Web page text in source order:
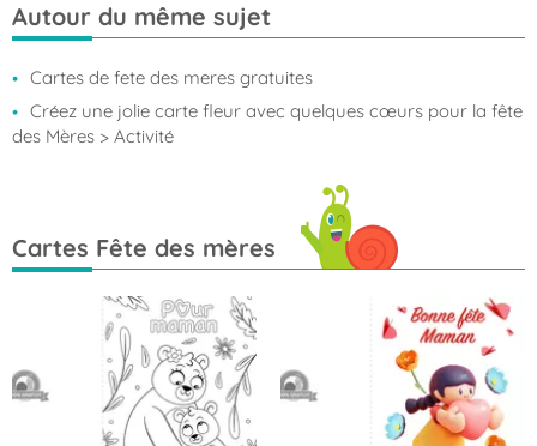
Autour du même sujet
Cartes de fete des meres gratuites
Créez une jolie carte fleur avec quelques cœurs pour la fête
des Mères > Activité
Cartes Fête des mères